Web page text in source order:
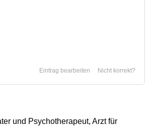
Nicht korrekt?
Eintrag bearbeiten
und Psychotherapeut, Arzt für